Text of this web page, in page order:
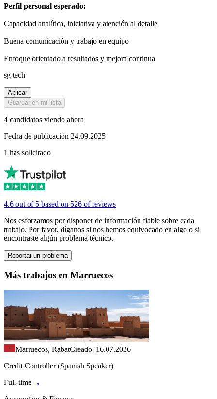
Perfil personal esperado:
Capacidad analítica, iniciativa y atención al detalle
Buena comunicación y trabajo en equipo
Enfoque orientado a resultados y mejora continua
sg tech
Aplicar
Guardar en mi lista
4 candidatos viendo ahora
Fecha de publicación 24.09.2025
1 has solicitado
4.6 out of 5 based on 526 of reviews
Nos esforzamos por disponer de información fiable sobre cada
trabajo. Por favor, díganos si nos hemos equivocado en algo o si
encontraste algún problema técnico.
Reportar un problema
Más trabajos en Marruecos
Marruecos, RabatCreado: 16.07.2026
Credit Controller (Spanish Speaker)
Full-time